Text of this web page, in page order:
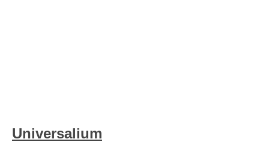
Universalium